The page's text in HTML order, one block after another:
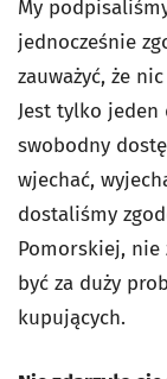
My
jednocześnie
zauważyć, że
Jest tylko jeden
swobodny
wjechać,
dostaliśmy
Pomorskiej, nie
być za duży
kupujących.